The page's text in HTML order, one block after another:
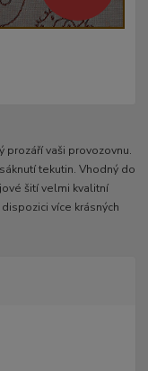
prozáří vaši provozovnu.
tekutin. Vhodný do
šití velmi kvalitní
více krásných